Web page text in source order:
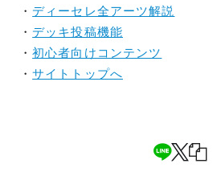
・ ディーセレ全アーツ解説
・ デッキ投稿機能
・初心者向けコンテンツ
・サイトトップへ